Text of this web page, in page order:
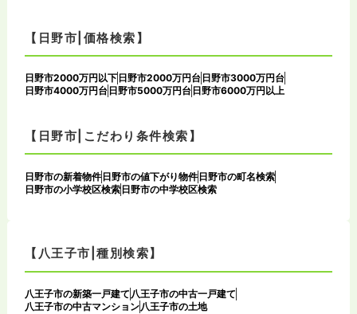
【日野市|価格検索】
日野市2000万円以下 日野市2000万円台 日野市3000万円台
日野市4000万円台 日野市5000万円台 日野市6000万円以上
【日野市|こだわり条件検索】
日野市の新着物件日野市の値下がり物件日野市の町名検索
日野市の小学校区検索日野市の中学校区検索
【八王子市|種別検索】
八王子市の新築一戸建て 八王子市の中古一戸建て
八王子市の中古マンション八王子市の土地